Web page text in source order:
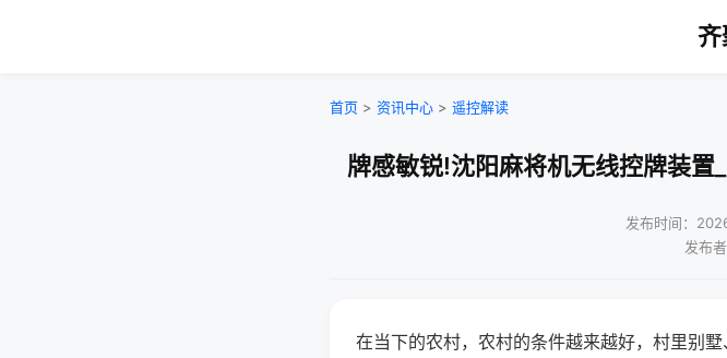
齐
首页 > 资讯中心 > 遥控解读
牌感敏锐!沈阳麻将机无线控牌装
发布时间：
发布
在当下的农村，农村的条件越来越好，村里别